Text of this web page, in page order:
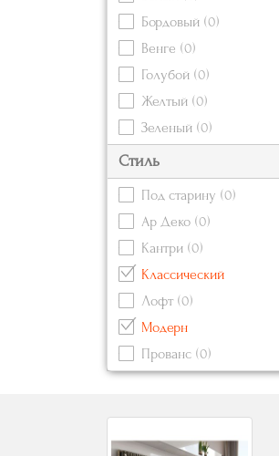
Бордовый (0)
Венге (0)
Голубой (0)
Желтый (0)
Зеленый (0)
Коричневый (0)
Красный
(0)
Кремовый
Оранжевый
Серебряный
Серый
Синий
Стиль
Под старину (0)
Ар Деко (0)
Кантри (0)
Классический
Лофт (0)
Модерн
Прованс (0)
Современный (0)